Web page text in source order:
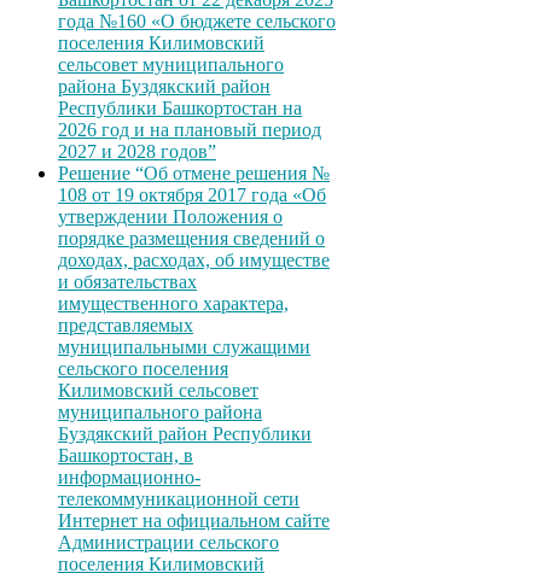
года №160 «О бюджете сельского
поселения Килимовский
сельсовет муниципального
района Буздякский район
Республики Башкортостан на
2026 год и на плановый период
2027 и 2028 годов”
Решение “Об отмене решения №
108 от 19 октября 2017 года «Об
утверждении Положения о
порядке размещения сведений о
доходах, расходах, об имуществе
и обязательствах
имущественного характера,
представляемых
муниципальными служащими
сельского поселения
Килимовский сельсовет
муниципального района
Буздякский район Республики
Башкортостан, в
информационно-
телекоммуникационной сети
Интернет на официальном сайте
Администрации сельского
поселения Килимовский